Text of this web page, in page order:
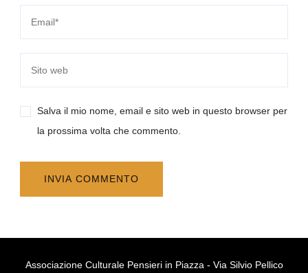
Salva il mio nome, email e sito web in questo browser per
la prossima volta che commento.
Associazione Culturale Pensieri in Piazza - Via Silvio Pellico